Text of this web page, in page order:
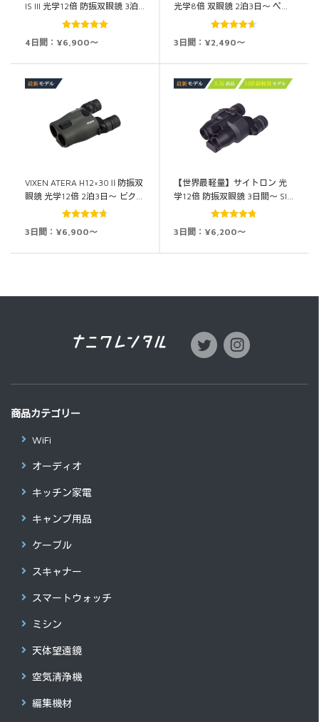
IS III 光学12倍 防振双眼鏡 3泊…
4日間：¥6,900～
光学8倍 双眼鏡 2泊3日～ ペ…
3日間：¥2,490～
VIXEN ATERA H12×30Ⅱ防振双
眼鏡 光学12倍 2泊3日～ ビク…
3日間：¥6,900～
【世界最軽量】サイトロン 光
学12倍 防振双眼鏡 3日間～ SI…
3日間：¥6,200～
商品カテゴリー
WiFi
オーディオ
キッチン家電
キャンプ用品
ケーブル
スキャナー
スマートウォッチ
ミシン
天体望遠鏡
空気清浄機
編集機材